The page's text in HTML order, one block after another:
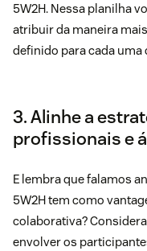
5W2H. Nessa planilha
atribuir da maneira
definido para cada uma
3. Alinhe a
profissionais e
E lembra que falamos
5W2H tem como
colaborativa?
envolver os